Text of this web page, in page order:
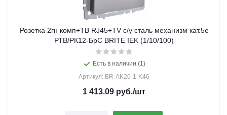
Розетка 2гн комп+ТВ RJ45+TV с/у сталь механизм кат.5е
РТВ/РК12-БрС BRITE IEK (1/10/100)
Есть в наличии (1)
Артикул: BR-AK20-1-K46
1 413.09 руб./шт